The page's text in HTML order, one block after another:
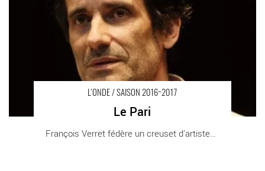
L’ONDE / SAISON 2016~2017
Le Pari
François Verret fédère un creuset d’artistes [...]